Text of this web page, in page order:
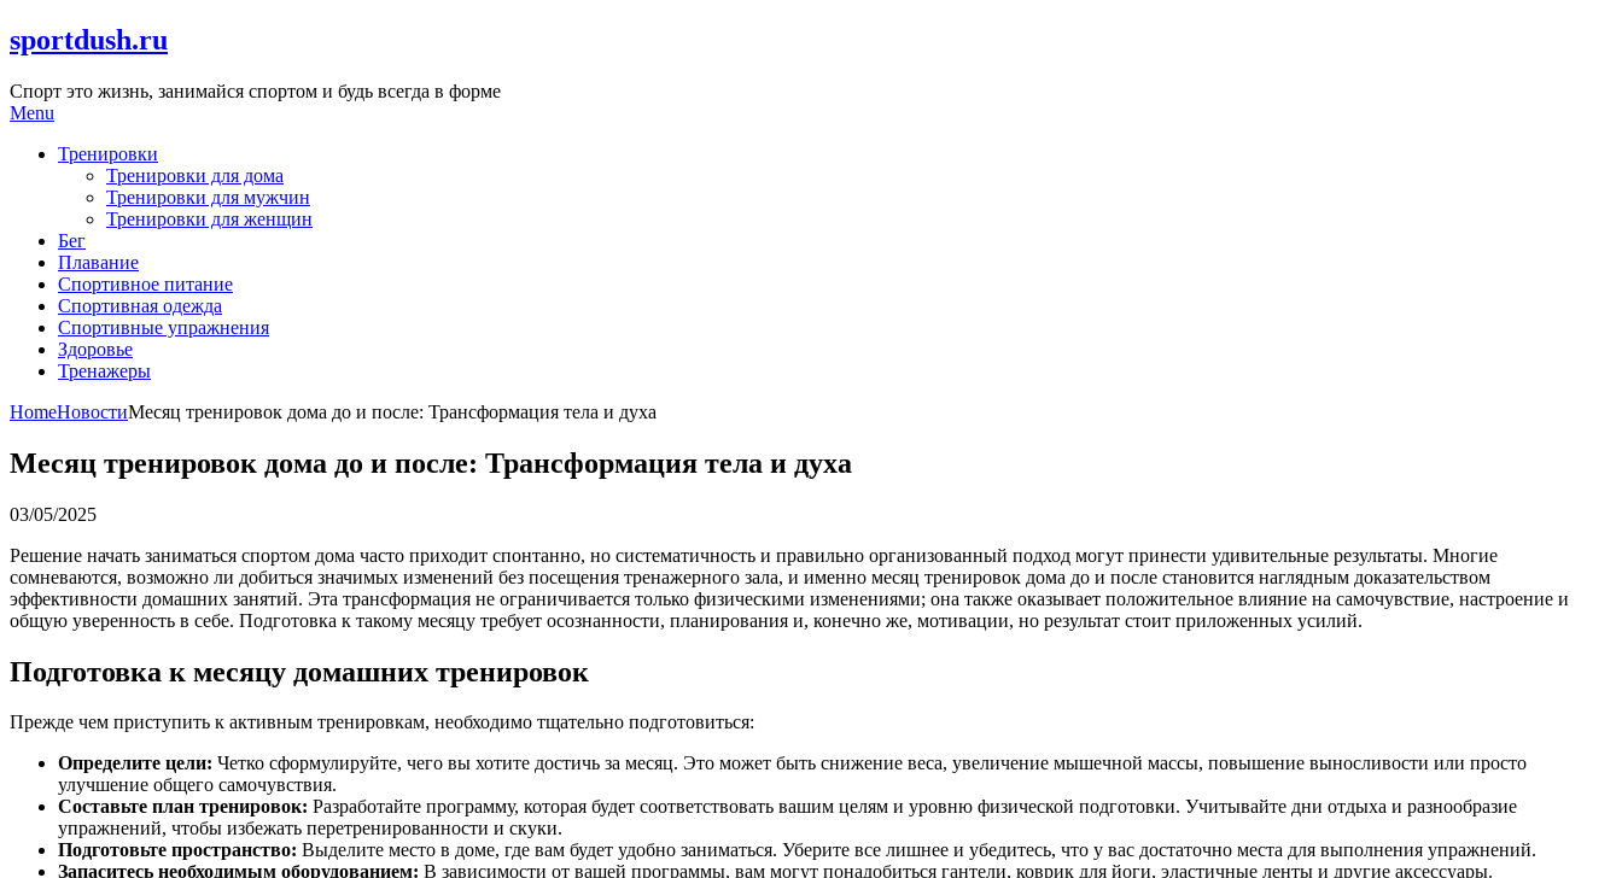
Skip
to
sportdush.ru
Спорт это жизнь, занимайся спортом и будь всегда в форме
Menu
Тренировки
Тренировки для дома
Тренировки для мужчин
Тренировки для женщин
Бег
Плавание
Спортивное питание
Спортивная одежда
Спортивные упражнения
Здоровье
Тренажеры
HomeНовостиМесяц тренировок дома до и после: Трансформация тела и духа
Месяц тренировок дома до и после: Трансформация тела и духа
03/05/2025
Решение начать заниматься спортом дома часто приходит спонтанно, но систематичность и правильно организованный подход могут принести удивительные результаты. Многие
сомневаются, возможно ли добиться значимых изменений без посещения тренажерного зала, и именно месяц тренировок дома до и после становится наглядным доказательством
эффективности домашних занятий. Эта трансформация не ограничивается только физическими изменениями; она также оказывает положительное влияние на самочувствие, настроение и
общую уверенность в себе. Подготовка к такому месяцу требует осознанности, планирования и, конечно же, мотивации, но результат стоит приложенных усилий.
Подготовка к месяцу домашних тренировок
Прежде чем приступить к активным тренировкам, необходимо тщательно подготовиться:
Определите цели: Четко сформулируйте, чего вы хотите достичь за месяц. Это может быть снижение веса, увеличение мышечной массы, повышение выносливости или просто
улучшение общего самочувствия.
Составьте план тренировок: Разработайте программу, которая будет соответствовать вашим целям и уровню физической подготовки. Учитывайте дни отдыха и разнообразие
упражнений, чтобы избежать перетренированности и скуки.
Подготовьте пространство: Выделите место в доме, где вам будет удобно заниматься. Уберите все лишнее и убедитесь, что у вас достаточно места для выполнения упражнений.
Запаситесь необходимым оборудованием: В зависимости от вашей программы, вам могут понадобиться гантели, коврик для йоги, эластичные ленты и другие аксессуары.